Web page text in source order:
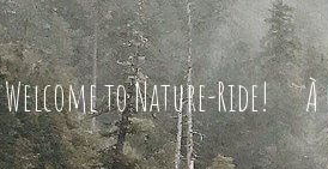
Welcome to Nature-Ride!